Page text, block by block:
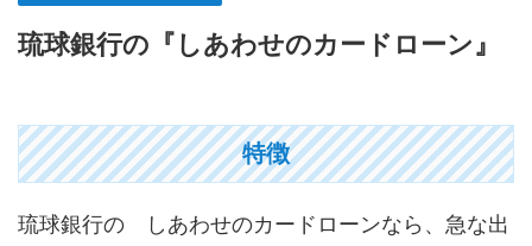
琉球銀行の『しあわせのカードローン』
特徴
琉球銀行の しあわせのカードローンなら、急な出